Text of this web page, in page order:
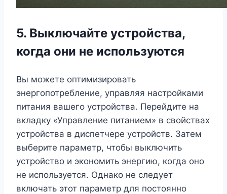
5. Выключайте устройства,
когда они не используются
Вы можете оптимизировать
энергопотребление, управляя настройками
питания вашего устройства. Перейдите на
вкладку «Управление питанием» в свойствах
устройства в диспетчере устройств. Затем
выберите параметр, чтобы выключить
устройство и экономить энергию, когда оно
не используется. Однако не следует
включать этот параметр для постоянно